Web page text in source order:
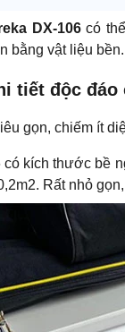
DX-106có
bằng vật liệu
tiết độc đáo
gọn, chiếm ít
có kích thước bề
Rất nhỏ